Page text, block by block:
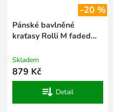
–20 %
Pánské bavlněné
kraťasy Rolli M faded
Skladem
879 Kč
Detail